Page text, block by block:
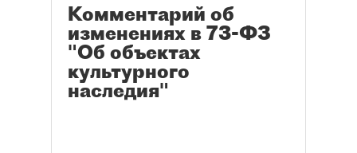
Комментарий об
изменениях в 73-ФЗ
"Об объектах
культурного
наследия"